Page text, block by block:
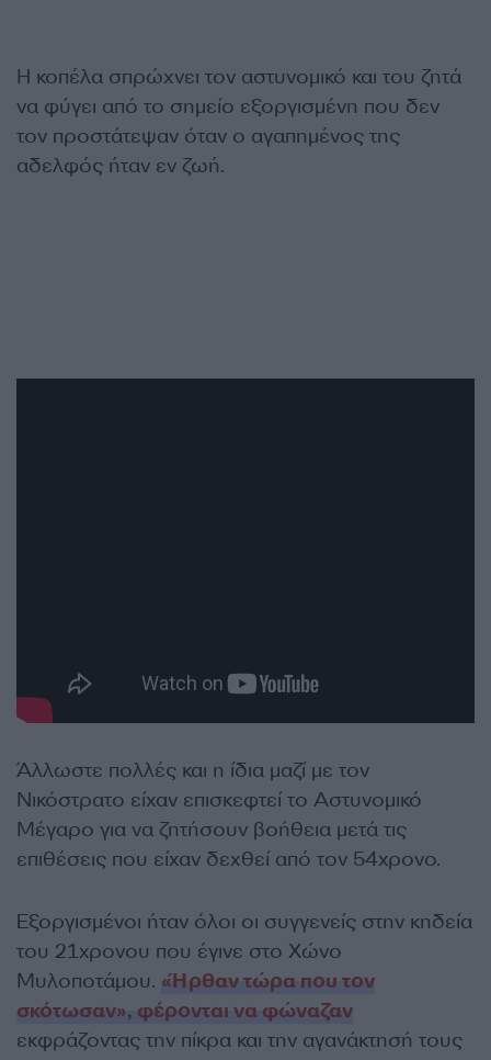
Η κοπέλα σπρώχνει τον αστυνομικό και του ζητά
να φύγει από το σημείο εξοργισμένη που δεν
τον προστάτεψαν όταν ο αγαπημένος της
αδελφός ήταν εν ζωή.
Άλλωστε πολλές και η ίδια μαζί με τον
Νικόστρατο είχαν επισκεφτεί το Αστυνομικό
Μέγαρο για να ζητήσουν βοήθεια μετά τις
επιθέσεις που είχαν δεχθεί από τον 54χρονο.
Εξοργισμένοι ήταν όλοι οι συγγενείς στην κηδεία
του 21χρονου που έγινε στο Χώνο
Μυλοποτάμου. «Ήρθαν τώρα που τον
σκότωσαν», φέρονται να φώναζαν
εκφράζοντας την πίκρα και την αγανάκτησή τους